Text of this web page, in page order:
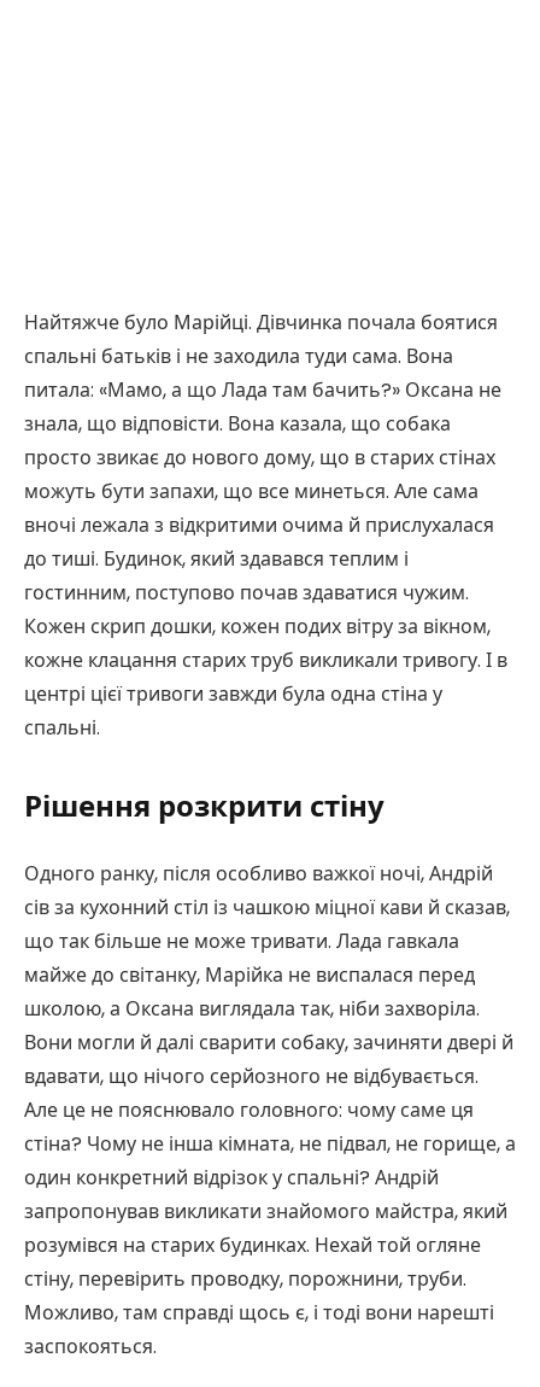
Найтяжче було Марійці. Дівчинка почала боятися
спальні батьків і не заходила туди сама. Вона
питала: «Мамо, а що Лада там бачить?» Оксана не
знала, що відповісти. Вона казала, що собака
просто звикає до нового дому, що в старих стінах
можуть бути запахи, що все минеться. Але сама
вночі лежала з відкритими очима й прислухалася
до тиші. Будинок, який здавався теплим і
гостинним, поступово почав здаватися чужим.
Кожен скрип дошки, кожен подих вітру за вікном,
кожне клацання старих труб викликали тривогу. І в
центрі цієї тривоги завжди була одна стіна у
спальні.
Рішення розкрити стіну
Одного ранку, після особливо важкої ночі, Андрій
сів за кухонний стіл із чашкою міцної кави й сказав,
що так більше не може тривати. Лада гавкала
майже до світанку, Марійка не виспалася перед
школою, а Оксана виглядала так, ніби захворіла.
Вони могли й далі сварити собаку, зачиняти двері й
вдавати, що нічого серйозного не відбувається.
Але це не пояснювало головного: чому саме ця
стіна? Чому не інша кімната, не підвал, не горище, а
один конкретний відрізок у спальні? Андрій
запропонував викликати знайомого майстра, який
розумівся на старих будинках. Нехай той огляне
стіну, перевірить проводку, порожнини, труби.
Можливо, там справді щось є, і тоді вони нарешті
заспокояться.